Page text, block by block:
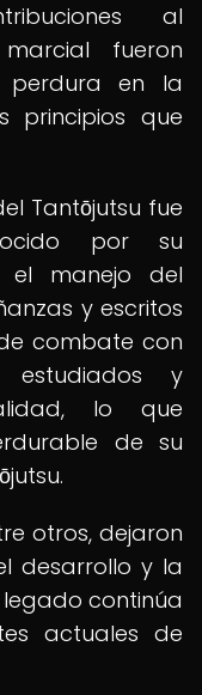
al
fueron
perdura en la
principios que
Tantōjutsu fue
por su
el manejo del
y escritos
combate con
y
lo que
de su
otros, dejaron
desarrollo y la
legado continúa
actuales de